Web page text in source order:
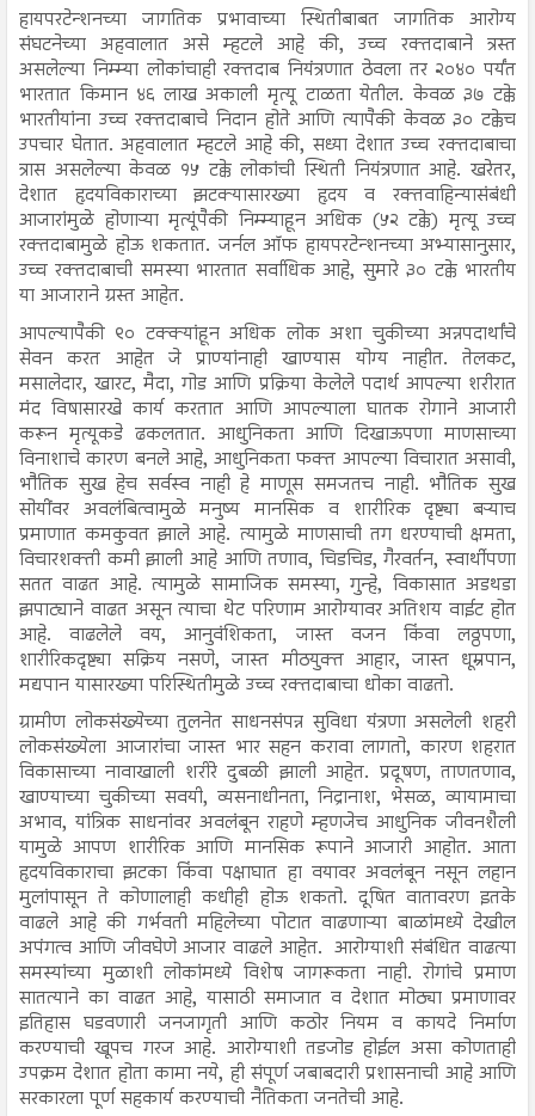
हायपरटेन्शनच्या जागतिक प्रभावाच्या स्थितीबाबत जागतिक आरोग्य
संघटनेच्या अहवालात असे म्हटले आहे की, उच्च रक्तदाबाने त्रस्त
असलेल्या निम्म्या लोकांचाही रक्तदाब नियंत्रणात ठेवला तर २०४० पर्यंत
भारतात किमान ४६ लाख अकाली मृत्यू टाळता येतील. केवळ ३७ टक्के
भारतीयांना उच्च रक्तदाबाचे निदान होते आणि त्यापैकी केवळ ३० टक्केच
उपचार घेतात. अहवालात म्हटले आहे की, सध्या देशात उच्च रक्तदाबाचा
त्रास असलेल्या केवळ १५ टक्के लोकांची स्थिती नियंत्रणात आहे. खरेतर,
देशात हृदयविकाराच्या झटक्यासारख्या हृदय व रक्तवाहिन्यासंबंधी
आजारांमुळे होणाऱ्या मृत्यूंपैकी निम्म्याहून अधिक (५२ टक्के) मृत्यू उच्च
रक्तदाबामुळे होऊ शकतात. जर्नल ऑफ हायपरटेन्शनच्या अभ्यासानुसार,
उच्च रक्तदाबाची समस्या भारतात सर्वाधिक आहे, सुमारे ३० टक्के भारतीय
या आजाराने ग्रस्त आहेत.
आपल्यापैकी ९० टक्क्यांहून अधिक लोक अशा चुकीच्या अन्नपदार्थांचे
सेवन करत आहेत जे प्राण्यांनाही खाण्यास योग्य नाहीत. तेलकट,
मसालेदार, खारट, मैदा, गोड आणि प्रक्रिया केलेले पदार्थ आपल्या शरीरात
मंद विषासारखे कार्य करतात आणि आपल्याला घातक रोगाने आजारी
करून मृत्यूकडे ढकलतात. आधुनिकता आणि दिखाऊपणा माणसाच्या
विनाशाचे कारण बनले आहे, आधुनिकता फक्त आपल्या विचारात असावी,
भौतिक सुख हेच सर्वस्व नाही हे माणूस समजतच नाही. भौतिक सुख
सोयींवर अवलंबित्वामुळे मनुष्य मानसिक व शारीरिक दृष्ट्या बऱ्याच
प्रमाणात कमकुवत झाले आहे. त्यामुळे माणसाची तग धरण्याची क्षमता,
विचारशक्ती कमी झाली आहे आणि तणाव, चिडचिड, गैरवर्तन, स्वार्थीपणा
सतत वाढत आहे. त्यामुळे सामाजिक समस्या, गुन्हे, विकासात अडथडा
झपाट्याने वाढत असून त्याचा थेट परिणाम आरोग्यावर अतिशय वाईट होत
आहे. वाढलेले वय, आनुवंशिकता, जास्त वजन किंवा लठ्ठपणा,
शारीरिकदृष्ट्या सक्रिय नसणे, जास्त मीठयुक्त आहार, जास्त धूम्रपान,
मद्यपान यासारख्या परिस्थितीमुळे उच्च रक्तदाबाचा धोका वाढतो.
ग्रामीण लोकसंख्येच्या तुलनेत साधनसंपन्न सुविधा यंत्रणा असलेली शहरी
लोकसंख्येला आजारांचा जास्त भार सहन करावा लागतो, कारण शहरात
विकासाच्या नावाखाली शरीरे दुबळी झाली आहेत. प्रदूषण, ताणतणाव,
खाण्याच्या चुकीच्या सवयी, व्यसनाधीनता, निद्रानाश, भेसळ, व्यायामाचा
अभाव, यांत्रिक साधनांवर अवलंबून राहणे म्हणजेच आधुनिक जीवनशैली
यामुळे आपण शारीरिक आणि मानसिक रूपाने आजारी आहोत. आता
हृदयविकाराचा झटका किंवा पक्षाघात हा वयावर अवलंबून नसून लहान
मुलांपासून ते कोणालाही कधीही होऊ शकतो. दूषित वातावरण इतके
वाढले आहे की गर्भवती महिलेच्या पोटात वाढणाऱ्या बाळांमध्ये देखील
अपंगत्व आणि जीवघेणे आजार वाढले आहेत. आरोग्याशी संबंधित वाढत्या
समस्यांच्या मुळाशी लोकांमध्ये विशेष जागरूकता नाही. रोगांचे प्रमाण
सातत्याने का वाढत आहे, यासाठी समाजात व देशात मोठ्या प्रमाणावर
इतिहास घडवणारी जनजागृती आणि कठोर नियम व कायदे निर्माण
करण्याची खूपच गरज आहे. आरोग्याशी तडजोड होईल असा कोणताही
उपक्रम देशात होता कामा नये, ही संपूर्ण जबाबदारी प्रशासनाची आहे आणि
सरकारला पूर्ण सहकार्य करण्याची नैतिकता जनतेची आहे.